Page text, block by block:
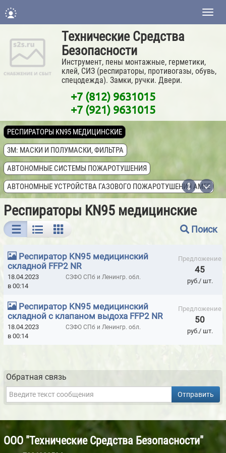
Технические Средства
Безопасности
Инструмент, пены монтажные, герметики,
клей, СИЗ (респираторы, противогазы, обувь,
спецодежда). Замки, ручки. Двери.
+7 (812) 9631015
+7 (921) 9631015
РЕСПИРАТОРЫ KN95 МЕДИЦИНСКИЕ
3M: МАСКИ И ПОЛУМАСКИ, ФИЛЬТРА
АВТОНОМНЫЕ СИСТЕМЫ ПОЖАРОТУШЕНИЯ
АВТОНОМНЫЕ УСТРОЙСТВА ГАЗОВОГО ПОЖАРОТУШЕНИЯ AMFE
АНТИБАКТЕРИАЛЬНЫЕ ГЕЛИ ДЛЯ РУК
АПТЕЧКИ МЕДИЦИНСКИЕ ПЕРВОЙ ПОМОЩИ
ВИБРОМЕТРЫ - ПРИБОРЫ МГНОВЕННОЙ ОЦЕНКИ СОСТОЯНИЯ
ПОДШИПНИКОВ
ГАЗОАНАЛИЗАТОРЫ ALTAIR
ГЕРМЕТИК КРОВЕЛЬНЫЙ И ГИДРОИЗОЛЯЦИОННЫЙ ELAPROOF
(ФИНЛЯНДИЯ)
ГЕРМЕТИКИ HILTI
ГЕРМЕТИКИ MAKROFLEX
ГЕРМЕТИКИ MAPURA
ГЕРМЕТИКИ MASTERFIX
ГЕРМЕТИКИ MASTERSIL
ГЕРМЕТИКИ SILA PRO
ГЕРМЕТИКИ SOUDAL
ГЕРМЕТИКИ TREMCO ILLBRUCK
Респираторы KN95 медицинские
Поиск
Респиратор KN95 медицинский
складной FFP2 NR
Предложение
45
руб./ шт.
18.04.2023
в 00:14
СЗФО СПб и Ленингр. обл.
Респиратор KN95 медицинский
складной с клапаном выдоха FFP2 NR
Предложение
50
руб./ шт.
18.04.2023
в 00:14
СЗФО СПб и Ленингр. обл.
Обратная связь
Отправить
ООО "Технические Средства Безопасности"